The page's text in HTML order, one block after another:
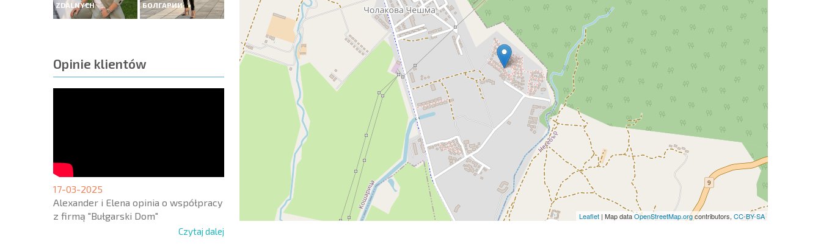
ZDALNYCH
БОЛГАРИИ
Opinie klientów
17-03-2025
Alexander i Elena opinia o współpracy
z firmą "Bułgarski Dom"
Czytaj dalej
Leaflet | Map dataOpenStreetMap.orgcontributors, CC-BY-SA